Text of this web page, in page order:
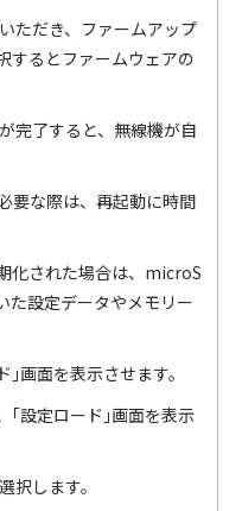
だき、ファームアップ
するとファームウェアの
了すると、無線機が自
際は、再起動に時間
化された場合は、microS
た設定データやメモリー
面を表示させます。
設定ロード｣画面を表示
します。